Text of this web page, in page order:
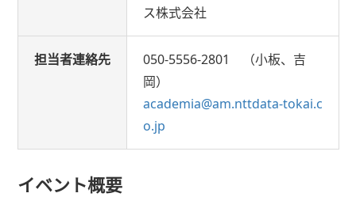
ス株式会社
担当者連絡先
050-5556-2801 （小板、吉
岡）
academia@am.nttdata-tokai.c
o.jp
イベント概要